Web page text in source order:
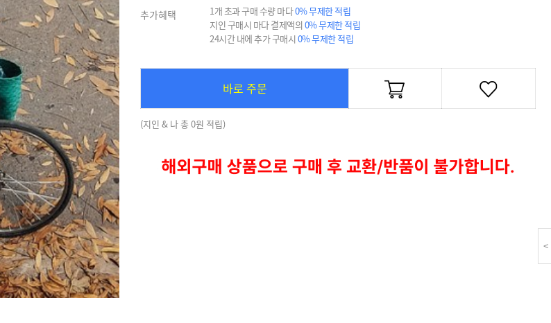
추가혜택 1개 초과 구매 수량 마다0% 무제한 적립
지인 구매시 마다 결제액의 0% 무제한 적립
24시간 내에 추가 구매시0% 무제한 적립
바로 주문
(지인 & 나 총 0원 적립)
<